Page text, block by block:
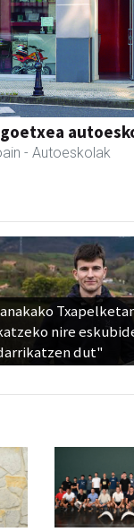
- Autoeskolak
nire
dut"